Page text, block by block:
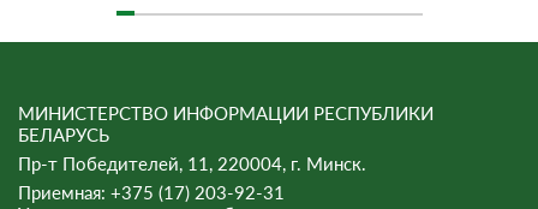
МИНИСТЕРСТВО ИНФОРМАЦИИ РЕСПУБЛИКИ
БЕЛАРУСЬ
Пр-т Победителей, 11, 220004, г. Минск.
Приемная: +375 (17) 203-92-31